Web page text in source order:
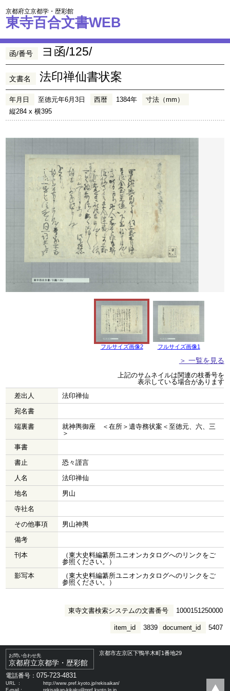
京都府立京都学・歴彩館
東寺百合文書WEB
函/番号 ヨ函/125/
文書名 法印禅仙書状案
年月日 至徳元年6月3日 西暦 1384年
寸法（mm）
縦284 x 横395
フルサイズ画像2 フルサイズ画像1
＞ 一覧を見る
上記のサムネイルは関連の枝番号を
表示している場合があります
差出人
法印禅仙
宛名書
端裏書
就神輿御座 ＜在所＞遺寺務状案＜至徳元、六、三
＞
事書
書止
恐々謹言
人名
法印禅仙
地名
男山
寺社名
その他事項
男山神輿
備考
刊本
（東大史料編纂所ユニオンカタログへのリンクをご
参照ください。）
影写本
（東大史料編纂所ユニオンカタログへのリンクをご
参照ください。）
東寺文書検索システムの文書番号 1000151250000
document_id 5407
item_id 3839
お問い合わせ先
京都府立京都学・歴彩館
京都市左京区下鴨半木町1番地29
電話番号：075-723-4831
URL ：
http://www.pref.kyoto.jp/rekisaikan/
E-mail：
rekisaikan-kikaku@pref.kyoto.lg.jp